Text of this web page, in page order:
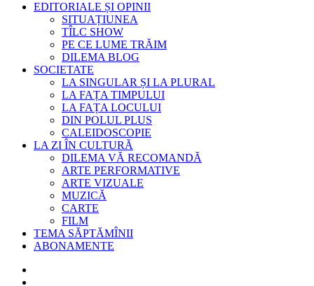
EDITORIALE ȘI OPINII
SITUAȚIUNEA
TÎLC SHOW
PE CE LUME TRĂIM
DILEMA BLOG
SOCIETATE
LA SINGULAR ȘI LA PLURAL
LA FAȚA TIMPULUI
LA FAȚA LOCULUI
DIN POLUL PLUS
CALEIDOSCOPIE
LA ZI ÎN CULTURĂ
DILEMA VĂ RECOMANDĂ
ARTE PERFORMATIVE
ARTE VIZUALE
MUZICĂ
CARTE
FILM
TEMA SĂPTĂMÎNII
ABONAMENTE